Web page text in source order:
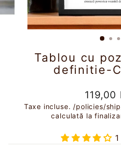
Tablou cu
definitie-
Preț
obișnuit
119,00
Taxe incluse. /policies/
calculată la